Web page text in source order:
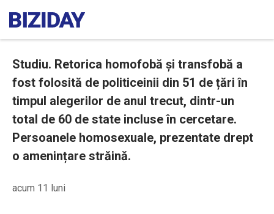
Studiu. Retorica homofobă și transfobă a
fost folosită de politiceinii din 51 de țări în
timpul alegerilor de anul trecut, dintr-un
total de 60 de state incluse în cercetare.
Persoanele homosexuale, prezentate drept
o amenințare străină.
acum 11 luni